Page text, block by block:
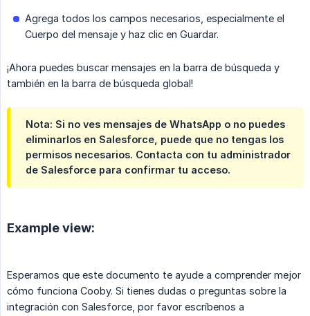
Agrega todos los campos necesarios, especialmente el
Cuerpo del mensaje y haz clic en Guardar.
¡Ahora puedes buscar mensajes en la barra de búsqueda y
también en la barra de búsqueda global!
Nota: Si no ves mensajes de WhatsApp o no puedes
eliminarlos en Salesforce, puede que no tengas los
permisos necesarios. Contacta con tu administrador
de Salesforce para confirmar tu acceso.
Example view:
Esperamos que este documento te ayude a comprender mejor
cómo funciona Cooby. Si tienes dudas o preguntas sobre la
integración con Salesforce, por favor escríbenos a